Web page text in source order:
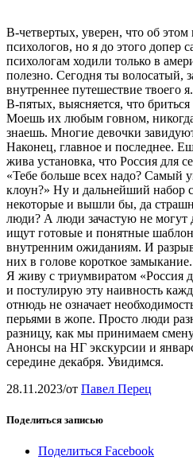
В-четвертых, уверен, что об
психологов, но я до этого допер
психологам ходили только в
полезно. Сегодня ты волосатый,
внутреннее путешествие твоего я.
В-пятых, выясняется, что бриться
Моешь их любым говном,
знаешь. Многие девочки
Наконец, главное и последнее.
жива установка, что Россия для
«Тебе больше всех надо? Самый
клоун?» Ну и дальнейший набор
некоторые и вышли бы, да
люди? А люди зачастую не могут
ищут готовые и понятные
внутренним ожиданиям. И
них в голове короткое замыкание.
Я живу с триумвиратом «Россия
и постулирую эту наивность
отнюдь не означает
перьями в жопе. Просто люди
разницу, как мы принимаем
Анонсы на НГ экскурсии и
середине декабря. Увидимся.
28.11.2023/от Павел Перец
Поделиться записью
Поделиться Facebook